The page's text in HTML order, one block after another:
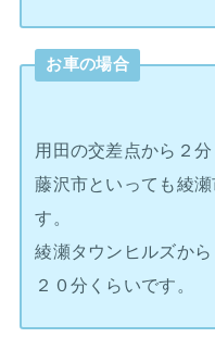
お車の場合
用田の交差点から２
藤沢市といっても綾
す。
綾瀬タウンヒルズか
２０分くらいです。